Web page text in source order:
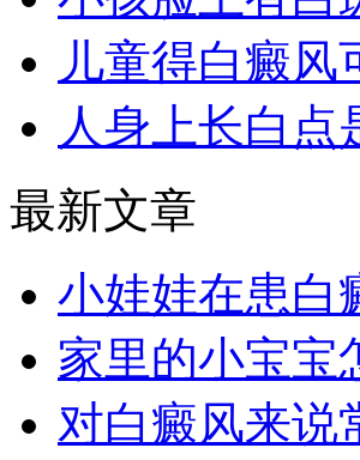
儿童得白癜风
人身上长白点
最新文章
小娃娃在患白
家里的小宝宝
对白癜风来说